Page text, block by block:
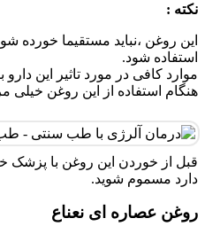
نکته :
این روغن ،نباید مستقیما خورده
استفاده شود.
موارد کافی در مورد تاثیر این دارو
هنگام استفاده از این روغن خیلی
قبل از خوردن این روغن با پزشک
دارد مسموم شوید.
روغن عصاره ای نعناع